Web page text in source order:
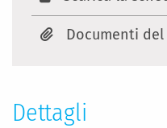
Documenti
Dettagli